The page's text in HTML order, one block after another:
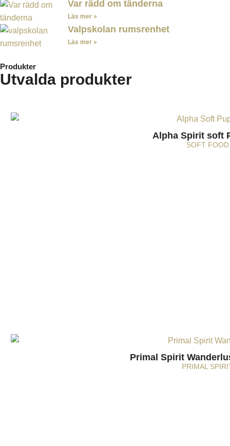
Var rädd om tänderna
Läs mer »
Valpskolan rumsrenhet
Läs mer »
Produkter
Utvalda produkter
Alpha Spirit soft
SOFT FOOD
Primal Spirit
PRIMAL